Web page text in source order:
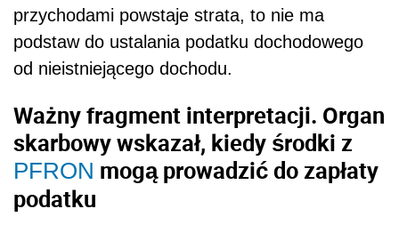
przychodami powstaje strata, to nie ma
podstaw do ustalania podatku dochodowego
od nieistniejącego dochodu.
Ważny fragment interpretacji. Organ
skarbowy wskazał, kiedy środki z
PFRON mogą prowadzić do zapłaty
podatku